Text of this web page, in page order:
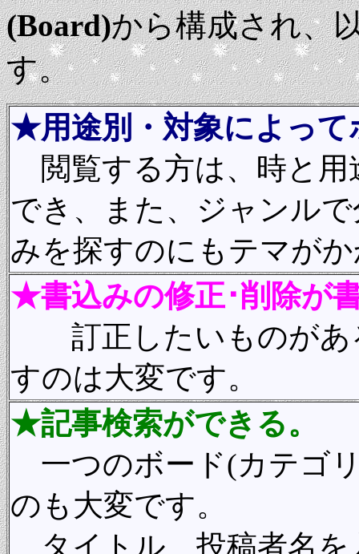
(Board)から構成され、
す。
★用途別・対象によって
閲覧する方は、時と用
でき、また、ジャンル
みを探すのにもテマが
★書込みの修正･削除が
訂正したいものがあ
すのは大変です。
★記事検索ができる。
一つのボード(カテゴ
のも大変です。
タイトル、投稿者名を